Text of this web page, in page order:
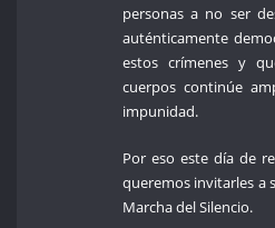
personas a no ser
auténticamente
estos crímenes y
cuerpos continúe
impunidad.
Por eso este día de
queremos invitarles a
Marcha del Silencio.